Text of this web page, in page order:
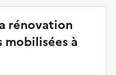
rénovation
à